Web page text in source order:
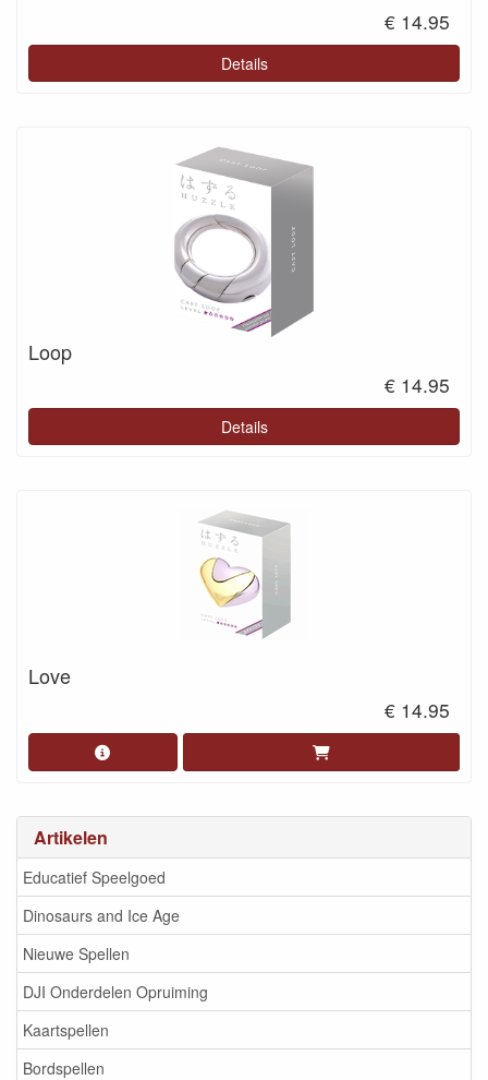
Artikelen
Educatief Speelgoed
Dinosaurs and Ice Age
Nieuwe Spellen
DJI Onderdelen Opruiming
Kaartspellen
Bordspellen
€ 14.95
Details
Loop
€ 14.95
Details
Love
€ 14.95